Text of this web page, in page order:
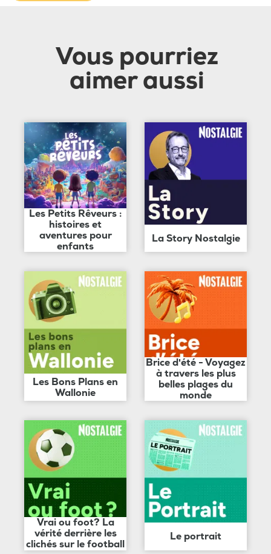
Vous pourriez
aimer aussi
Les Petits Rêveurs :
histoires et
aventures pour
enfants
La Story Nostalgie
Les Bons Plans en
Wallonie
Brice d'été - Voyagez
à travers les plus
belles plages du
monde
Vrai ou foot? La
vérité derrière les
clichés sur le football
Le portrait